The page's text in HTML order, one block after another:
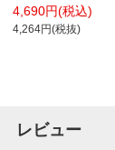
入り 114-5861
4,690円(税込)
4,264円(税抜)
レビュー